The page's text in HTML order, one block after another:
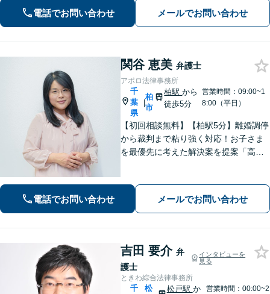
だろうか」と迷われている方でも、ま
ずはお気軽にご相談ください【休日・
電話でお問い合わせ メールでお問い合わせ
関谷 恵美 弁護士
アポロ法律事務所
千
葉
県
|
柏
市
柏駅から
徒歩5分
営業時間：09:00~1
8:00（平日）
【初回相談無料】【柏駅5分】離婚調停
から裁判まで粘り強く対応！お子さま
を最優先に考えた解決案を提案「高齢
産相続に強い」【完全個室制】【休
日・夜間面談可】【分割・後払い対
電話でお問い合わせ メールでお問い合わせ
吉田 要介 弁
護士
インタビューを
見る
ときわ綜合法律事務所
千
松
松戸駅 か
営業時間：00:00~2